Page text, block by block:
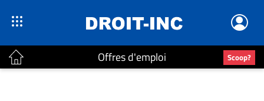
Offres d'emploi Scoop?